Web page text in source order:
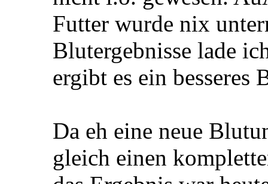
Futter wurde nix
Blutergebnisse lade
ergibt es ein besseres
Da eh eine neue
gleich einen